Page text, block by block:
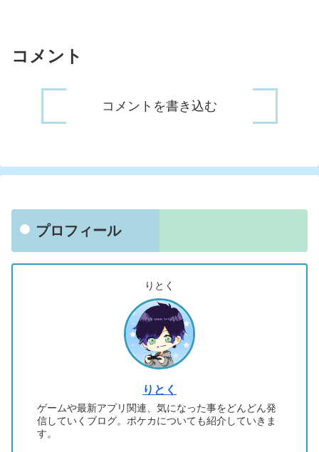
コメント
コメントを書き込む
プロフィール
りとく
りとく
ゲームや最新アプリ関連、気になった事をどんどん発
信していくブログ。ポケカについても紹介していきま
す。